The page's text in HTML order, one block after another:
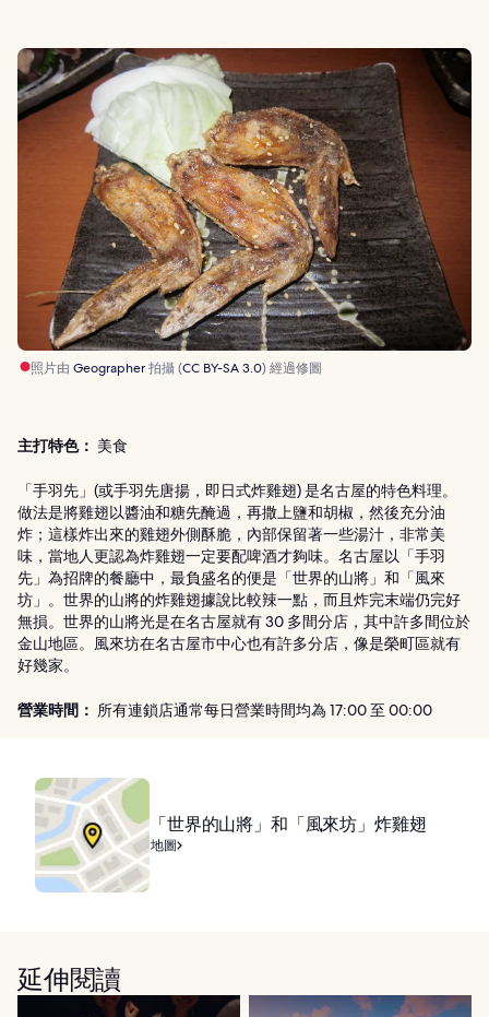
照片由 Geographer拍攝 (CC BY-SA 3.0) 經過修圖
主打特色： 美食
「手羽先」(或手羽先唐揚，即日式炸雞翅) 是名古屋的特色料理。
做法是將雞翅以醬油和糖先醃過，再撒上鹽和胡椒，然後充分油
炸；這樣炸出來的雞翅外側酥脆，內部保留著一些湯汁，非常美
味，當地人更認為炸雞翅一定要配啤酒才夠味。名古屋以「手羽
先」為招牌的餐廳中，最負盛名的便是「世界的山將」和「風來
坊」。世界的山將的炸雞翅據說比較辣一點，而且炸完末端仍完好
無損。世界的山將光是在名古屋就有 30 多間分店，其中許多間位於
金山地區。風來坊在名古屋市中心也有許多分店，像是榮町區就有
好幾家。
營業時間： 所有連鎖店通常每日營業時間均為 17:00 至 00:00
「世界的山將」和「風來坊」炸雞翅
地圖
延伸閱讀